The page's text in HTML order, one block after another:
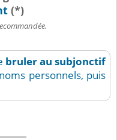
(*)
brulerau subjonctif
personnels, puis